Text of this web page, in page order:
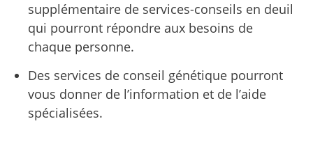
supplémentaire de services-conseils en deuil
qui pourront répondre aux besoins de
chaque personne.
Des services de conseil génétique pourront
vous donner de l’information et de l’aide
spécialisées.